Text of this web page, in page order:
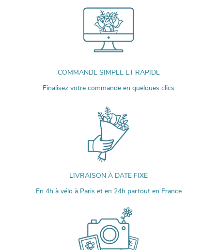
COMMANDE SIMPLE ET RAPIDE
Finalisez votre commande en quelques clics
LIVRAISON À DATE FIXE
En 4h à vélo à Paris et en 24h partout en France